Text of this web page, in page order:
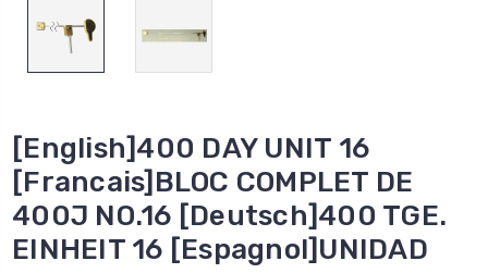
[English]400 DAY UNIT 16
[Francais]BLOC COMPLET DE
400J NO.16 [Deutsch]400 TGE.
EINHEIT 16 [Espagnol]UNIDAD